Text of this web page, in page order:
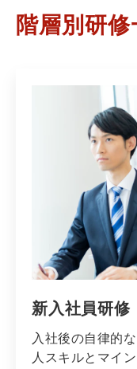
階層別研修
新入社員研修
入社後の自律的
人スキルとマイ